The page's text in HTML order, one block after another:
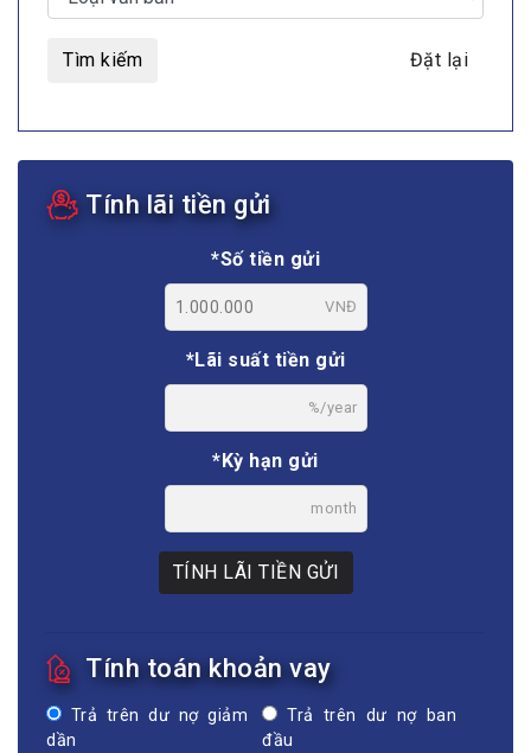
Tìm kiếm Đặt lại
Tính lãi tiền gửi
*Số tiền gửi
VNĐ
*Lãi suất tiền gửi
%/year
*Kỳ hạn gửi
month
TÍNH LÃI TIỀN GỬI
Tính toán khoản vay
Trả trên dư nợ giảm
dần
Trả trên dư nợ ban
đầu